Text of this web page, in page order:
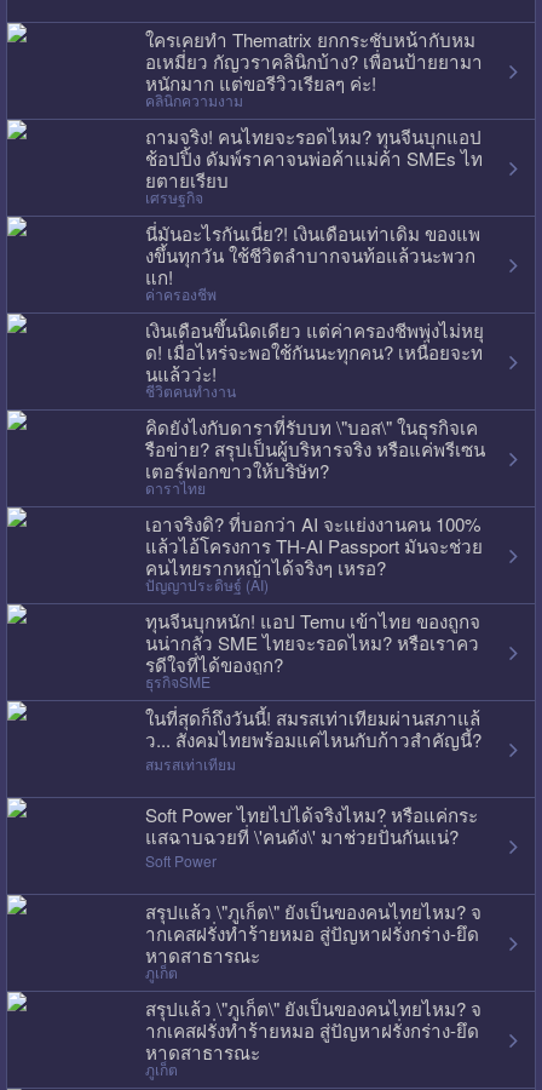
ใครเคยทำ Thematrix ยกกระชับหน้ากับหม
อเหมี่ยว กัญวราคลินิกบ้าง? เพื่อนป้ายยามา
หนักมาก แต่ขอรีวิวเรียลๆ ค่ะ!
คลินิกความงาม
ถามจริง! คนไทยจะรอดไหม? ทุนจีนบุกแอป
ช้อปปิ้ง ดัมพ์ราคาจนพ่อค้าแม่ค้า SMEs ไท
ยตายเรียบ
เศรษฐกิจ
นี่มันอะไรกันเนี่ย?! เงินเดือนเท่าเดิม ของแพ
งขึ้นทุกวัน ใช้ชีวิตลำบากจนท้อแล้วนะพวก
แก!
ค่าครองชีพ
เงินเดือนขึ้นนิดเดียว แต่ค่าครองชีพพุ่งไม่หยุ
ด! เมื่อไหร่จะพอใช้กันนะทุกคน? เหนื่อยจะท
นแล้วว่ะ!
ชีวิตคนทำงาน
คิดยังไงกับดาราที่รับบท \"บอส\" ในธุรกิจเค
รือข่าย? สรุปเป็นผู้บริหารจริง หรือแค่พรีเซน
เตอร์ฟอกขาวให้บริษัท?
ดาราไทย
เอาจริงดิ? ที่บอกว่า AI จะแย่งงานคน 100%
แล้วไอ้โครงการ TH-AI Passport มันจะช่วย
คนไทยรากหญ้าได้จริงๆ เหรอ?
ปัญญาประดิษฐ์ (AI)
ทุนจีนบุกหนัก! แอป Temu เข้าไทย ของถูกจ
นน่ากลัว SME ไทยจะรอดไหม? หรือเราคว
รดีใจที่ได้ของถูก?
ธุรกิจSME
ในที่สุดก็ถึงวันนี้! สมรสเท่าเทียมผ่านสภาแล้
ว... สังคมไทยพร้อมแค่ไหนกับก้าวสำคัญนี้?
สมรสเท่าเทียม
Soft Power ไทยไปได้จริงไหม? หรือแค่กระ
แสฉาบฉวยที่ \'คนดัง\' มาช่วยปั่นกันแน่?
Soft Power
สรุปแล้ว \"ภูเก็ต\" ยังเป็นของคนไทยไหม? จ
ากเคสฝรั่งทำร้ายหมอ สู่ปัญหาฝรั่งกร่าง-ยึด
หาดสาธารณะ
ภูเก็ต
สรุปแล้ว \"ภูเก็ต\" ยังเป็นของคนไทยไหม? จ
ากเคสฝรั่งทำร้ายหมอ สู่ปัญหาฝรั่งกร่าง-ยึด
หาดสาธารณะ
ภูเก็ต